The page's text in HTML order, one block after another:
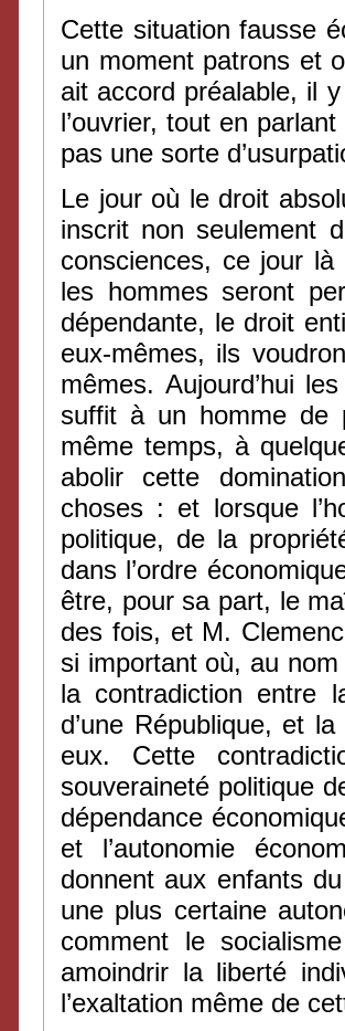
Cette situation fausse
un moment patrons et
ait accord préalable, il
l’ouvrier, tout en
pas une sorte
Le jour où le droit
inscrit non seulement
consciences, ce jour
les hommes seront
dépendante, le droit
eux-mêmes, ils
mêmes. Aujourd’hui
suffit à un homme de
même temps, à
abolir cette
choses : et lorsque
politique, de la
dans l’ordre
être, pour sa part, le
des fois, et M.
si important où, au
la contradiction entre
d’une République, et
eux. Cette
souveraineté politique
dépendance
et l’autonomie
donnent aux enfants
une plus certaine
comment le
amoindrir la liberté
l’exaltation même de